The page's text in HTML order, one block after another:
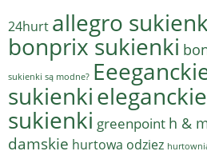
24hurt allegro
bonprix sukienki
sukienki są modne?
sukienki
sukienki greenpoint h &
damskie hurtowa odziez